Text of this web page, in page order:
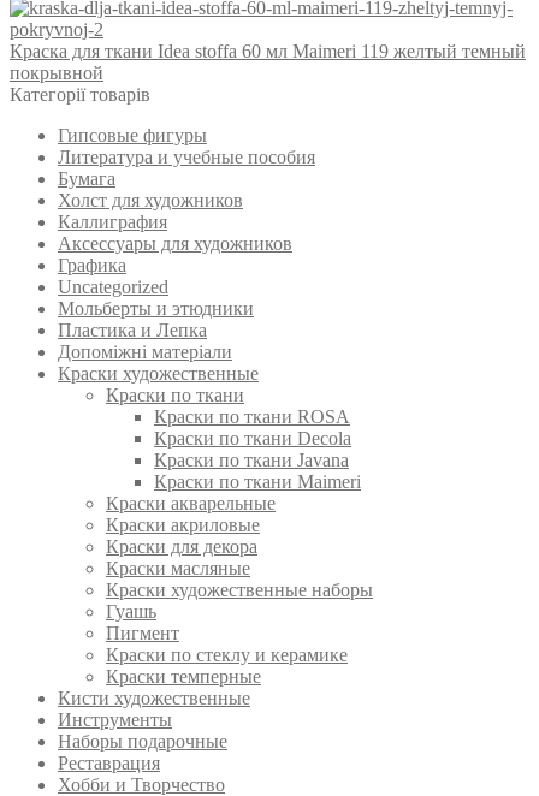
Краска для ткани Idea stoffa 60 мл Maimeri 119 желтый темный
покрывной
Категорії товарів
Гипсовые фигуры
Литература и учебные пособия
Бумага
Холст для художников
Каллиграфия
Аксессуары для художников
Графика
Uncategorized
Мольберты и этюдники
Пластика и Лепка
Допоміжні матеріали
Краски художественные
Краски по ткани
Краски по ткани ROSA
Краски по ткани Decola
Краски по ткани Javana
Краски по ткани Maimeri
Краски акварельные
Краски акриловые
Краски для декора
Краски масляные
Краски художественные наборы
Гуашь
Пигмент
Краски по стеклу и керамике
Краски темперные
Кисти художественные
Инструменты
Наборы подарочные
Реставрация
Хобби и Творчество